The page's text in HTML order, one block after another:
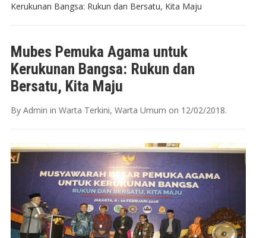
Kerukunan Bangsa: Rukun dan Bersatu, Kita Maju
Mubes Pemuka Agama untuk
Kerukunan Bangsa: Rukun dan
Bersatu, Kita Maju
By Admin in Warta Terkini, Warta Umum on 12/02/2018.